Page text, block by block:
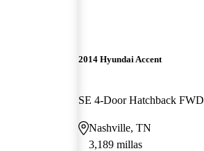
2014 Hyundai Accent
SE 4-Door Hatchback FWD
Nashville, TN
3,189 millas